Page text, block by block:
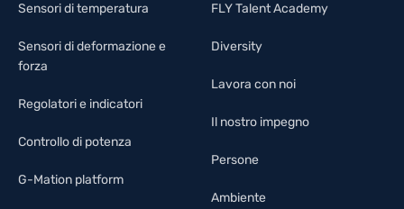
Sensori di temperatura
Sensori di deformazione e
forza
Regolatori e indicatori
Controllo di potenza
G-Mation platform
FLY Talent Academy
Diversity
Lavora con noi
Il nostro impegno
Persone
Ambiente